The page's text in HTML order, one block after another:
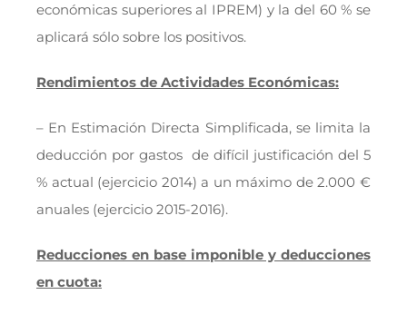
económicas superiores al IPREM) y la del 60 % se
aplicará sólo sobre los positivos.
Rendimientos de Actividades Económicas:
– En Estimación Directa Simplificada, se limita la
deducción por gastos de difícil justificación del 5
% actual (ejercicio 2014) a un máximo de 2.000 €
anuales (ejercicio 2015-2016).
Reducciones en base imponible y deducciones
en cuota: